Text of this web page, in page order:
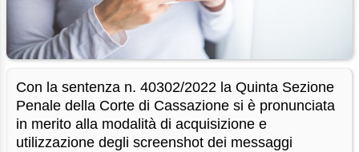
Con la sentenza n. 40302/2022 la Quinta Sezione
Penale della Corte di Cassazione si è pronunciata
in merito alla modalità di acquisizione e
utilizzazione degli screenshot dei messaggi